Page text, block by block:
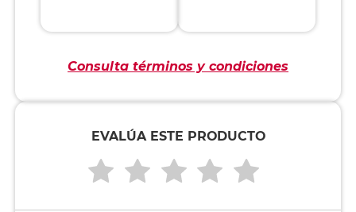
Consulta términos y condiciones
EVALÚA ESTE PRODUCTO